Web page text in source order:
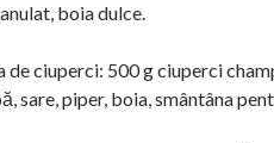
boia dulce.
de ciuperci: 500 g ciuperci
sare, piper, boia, smântâna